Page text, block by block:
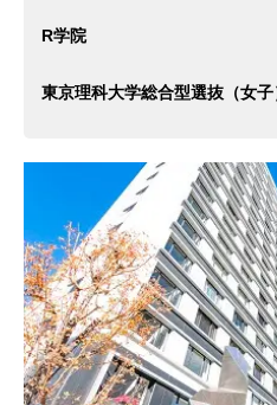
R学院
東京理科大学総合型選抜（女